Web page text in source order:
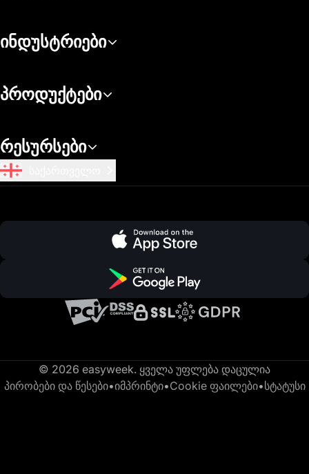
ინდუსტრიები
პროდუქტები
რესურსები
© 2026 easyweek. ყველა უფლება დაცულია
პირობები და წესები•იმპრინტი•Cookie ფაილები•სტატუსი